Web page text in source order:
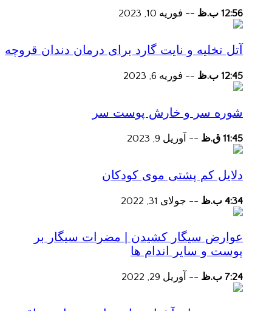
12:56 ب.ظ -- فوریه 10, 2023
آتل تخلیه و نایت گارد برای درمان دندان قروچه
12:45 ب.ظ -- فوریه 6, 2023
شوره سر و خارش پوست سر
11:45 ق.ظ -- آوریل 9, 2023
دلایل کم پشتی موی کودکان
4:34 ب.ظ -- جولای 31, 2022
عوارض سیگار کشیدن | مضرات سیگار بر
پوست و سایر اندام ها
7:24 ب.ظ -- آوریل 29, 2022